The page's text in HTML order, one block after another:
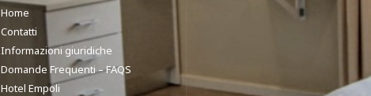
Home
Contatti
Informazioni giuridiche
Domande Frequenti – FAQS
Hotel Empoli